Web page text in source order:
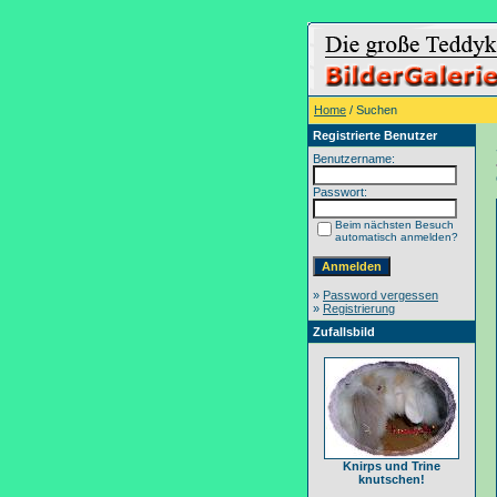
Home / Suchen
Registrierte Benutzer
Benutzername:
Passwort:
Beim nächsten Besuch
automatisch anmelden?
» Password vergessen
» Registrierung
Zufallsbild
Knirps und Trine
knutschen!